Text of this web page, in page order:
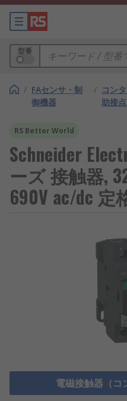
型番
/ FAセンサ・制
御機器
/ コン
助接点
RS Better World
Schneider
ーズ 接触器,
690V ac/dc 定
電磁接触器（コ